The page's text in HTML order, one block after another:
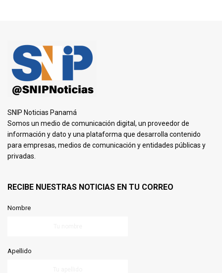
SNIP Noticias Panamá
Somos un medio de comunicación digital, un proveedor de
información y dato y una plataforma que desarrolla contenido
para empresas, medios de comunicación y entidades públicas y
privadas.
RECIBE NUESTRAS NOTICIAS EN TU CORREO
Nombre
Apellido